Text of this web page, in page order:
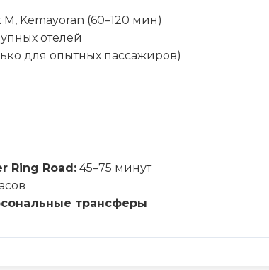
Kemayoran (60–120 мин)
отелей
для опытных пассажиров)
Ring Road: 45–75 минут
трансферы